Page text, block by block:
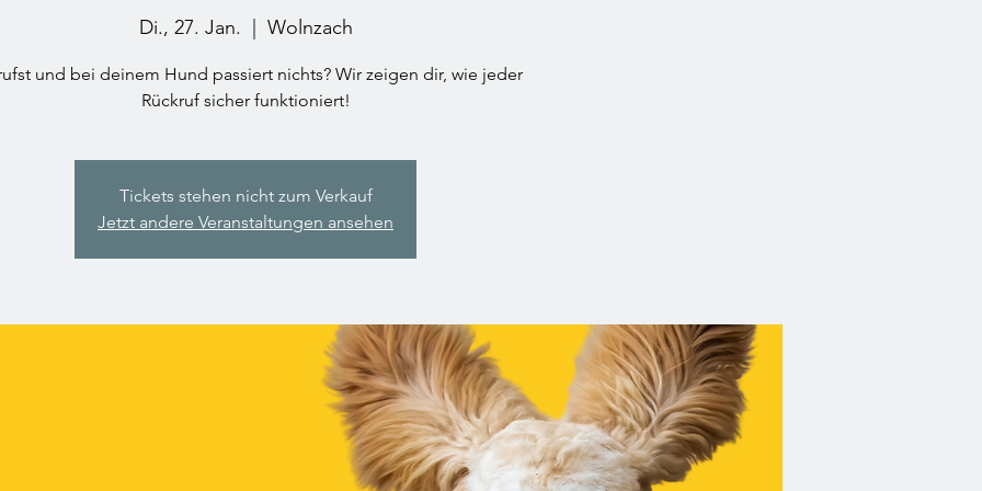
Di., 27. Jan.
  |
Wolnzach
und bei deinem Hund passiert nichts? Wir zeigen dir, wie jeder
Rückruf sicher funktioniert!
Tickets stehen nicht zum Verkauf
Jetzt andere Veranstaltungen ansehen